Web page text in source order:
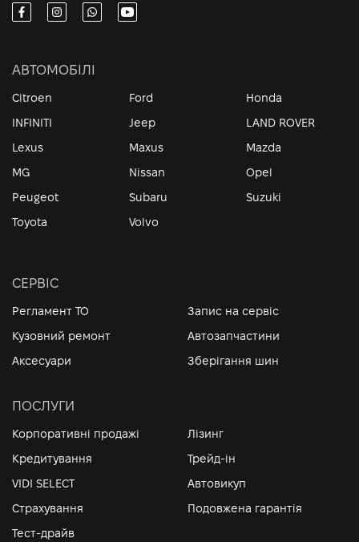
АВТОМОБІЛІ
Citroen Ford
Honda
INFINITI
Jeep
LAND ROVER
Lexus
Maxus
Mazda
MG
Nissan
Opel
Peugeot
Subaru
Suzuki
Toyota
Volvo
СЕРВІС
Регламент ТО
Запис на сервіс
Кузовний ремонт
Автозапчастини
Аксесуари
Зберігання шин
ПОСЛУГИ
Корпоративні продажі
Лізинг
Кредитування
Трейд-ін
VIDI SELECT
Автовикуп
Страхування
Подовжена гарантія
Тест-драйв